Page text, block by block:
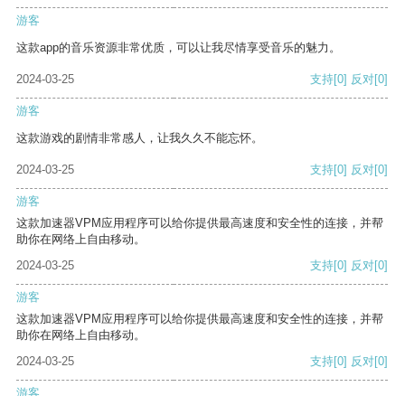
游客
这款app的音乐资源非常优质，可以让我尽情享受音乐的魅力。
2024-03-25 支持[0] 反对[0]
游客
这款游戏的剧情非常感人，让我久久不能忘怀。
2024-03-25 支持[0] 反对[0]
游客
这款加速器VPM应用程序可以给你提供最高速度和安全性的连接，并帮
助你在网络上自由移动。
2024-03-25
支持[0] 反对[0]
游客
这款加速器VPM应用程序可以给你提供最高速度和安全性的连接，并帮
助你在网络上自由移动。
2024-03-25
支持[0] 反对[0]
游客